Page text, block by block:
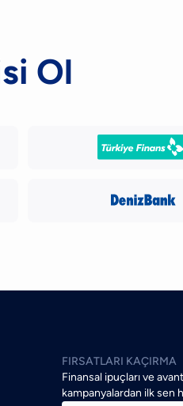
Ol
FIRSATLARI KAÇIRMA
Finansal ipuçları ve
kampanyalardan ilk sen